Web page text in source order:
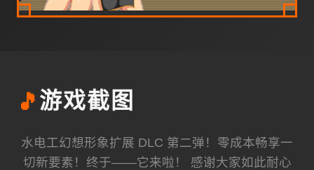
🎵游戏截图
水电工幻想形象扩展 DLC 第二弹！零成本畅享一
切新要素！终于——它来啦！ 感谢大家如此耐心